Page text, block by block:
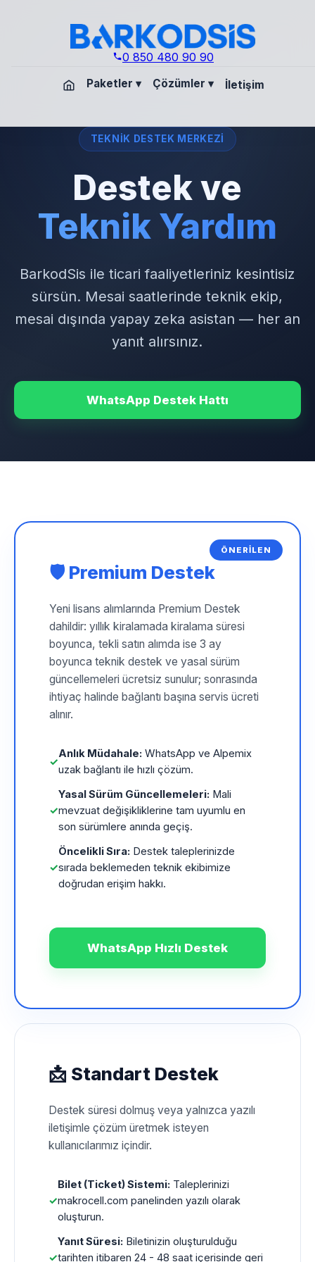
0 850 480 90 90
Paketler ▾ Çözümler ▾ İletişim
TEKNIK DESTEK MERKEZI
Destek ve
Teknik Yardım
BarkodSis ile ticari faaliyetleriniz kesintisiz
sürsün. Mesai saatlerinde teknik ekip,
mesai dışında yapay zeka asistan — her an
yanıt alırsınız.
WhatsApp Destek Hattı
ÖNERİLEN
🛡️ Premium Destek
Yeni lisans alımlarında Premium Destek
dahildir: yıllık kiralamada kiralama süresi
boyunca, tekli satın alımda ise 3 ay
boyunca teknik destek ve yasal sürüm
güncellemeleri ücretsiz sunulur; sonrasında
ihtiyaç halinde bağlantı başına servis ücreti
alınır.
✓
Anlık Müdahale: WhatsApp ve Alpemix
uzak bağlantı ile hızlı çözüm.
✓
Yasal Sürüm Güncellemeleri: Mali
mevzuat değişikliklerine tam uyumlu en
son sürümlere anında geçiş.
✓
Öncelikli Sıra: Destek taleplerinizde
sırada beklemeden teknik ekibimize
doğrudan erişim hakkı.
WhatsApp Hızlı Destek
📩 Standart Destek
Destek süresi dolmuş veya yalnızca yazılı
iletişimle çözüm üretmek isteyen
kullanıcılarımız içindir.
✓
Bilet (Ticket) Sistemi: Taleplerinizi
makrocell.com panelinden yazılı olarak
oluşturun.
✓
Yanıt Süresi: Biletinizin oluşturulduğu
tarihten itibaren 24 - 48 saat içerisinde geri